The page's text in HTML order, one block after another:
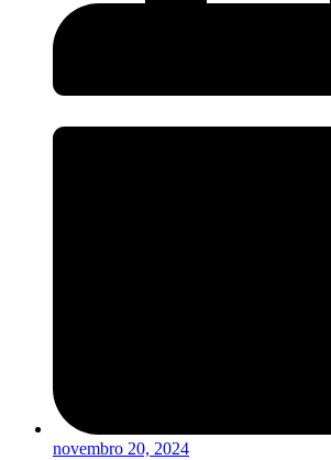
novembro 20, 2024